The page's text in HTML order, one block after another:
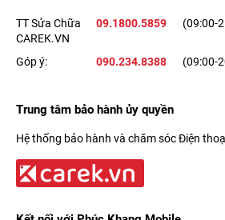
TT Sửa Chữa
CAREK.VN
09.1800.5859 (09:00-
Góp ý: 090.234.8388 (09:00-
Trung tâm bảo hành ủy quyền
Hệ thống bảo hành và chăm sóc Điện